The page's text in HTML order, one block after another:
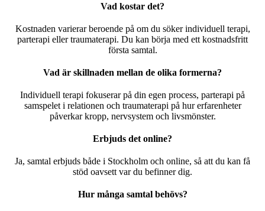
Vad kostar det?
Kostnaden varierar beroende på om du söker individuell terapi,
parterapi eller traumaterapi. Du kan börja med ett kostnadsfritt
första samtal.
Vad är skillnaden mellan de olika formerna?
Individuell terapi fokuserar på din egen process, parterapi på
samspelet i relationen och traumaterapi på hur erfarenheter
påverkar kropp, nervsystem och livsmönster.
Erbjuds det online?
Ja, samtal erbjuds både i Stockholm och online, så att du kan få
stöd oavsett var du befinner dig.
Hur många samtal behövs?